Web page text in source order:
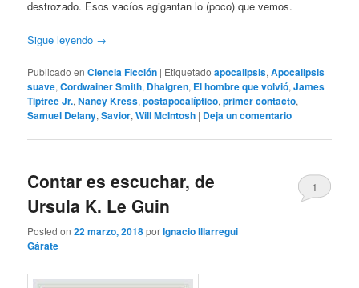
destrozado. Esos vacíos agigantan lo (poco) que vemos.
Sigue leyendo →
Publicado en Ciencia Ficción | Etiquetado apocalipsis,Apocalipsis
suave,Cordwainer Smith, Dhalgren, El hombre que volvió,James
Tiptree Jr.,Nancy Kress,postapocalíptico,primer contacto,
Samuel Delany,Savior,Will McIntosh | Deja un comentario
Contar es escuchar, de
Ursula K. Le Guin
Posted on22 marzo, 2018porIgnacio Illarregui
Gárate
1